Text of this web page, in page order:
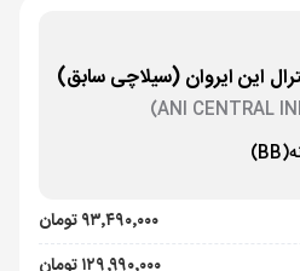
این ایروان (سیلاچی سابق)
ANI CENTRAL
(BB)
۹۳٬۴۹۰٬۰۰۰ تومان